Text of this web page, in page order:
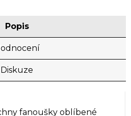
Popis
Diskuze
fanoušky oblíbené